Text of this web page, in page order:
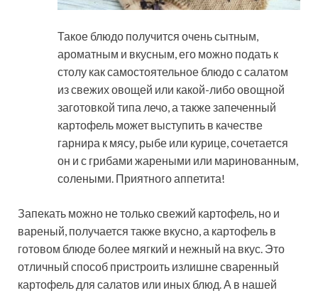
Такое блюдо получится очень сытным,
ароматным и вкусным, его можно подать к
столу как самостоятельное блюдо с салатом
из свежих овощей или какой-либо овощной
заготовкой типа лечо, а также запеченный
картофель может выступить в качестве
гарнира к мясу, рыбе или курице, сочетается
он и с грибами жареными или маринованным,
солеными. Приятного аппетита!
Запекать можно не только свежий картофель, но и
вареный, получается также вкусно, а картофель в
готовом блюде более мягкий и нежный на вкус. Это
отличный способ пристроить излишне сваренный
картофель для салатов или иных блюд. А в нашей